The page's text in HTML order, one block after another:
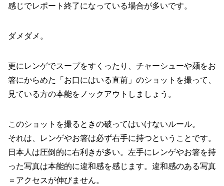
感じでレポート終了になっている場合が多いです。
ダメダメ。
更にレンゲでスープをすくったり、チャーシューや麺をお
箸にからめた「お口にはいる直前」のショットを撮って、
見ている方の本能をノックアウトしましょう。
このショットを撮るときの破ってはいけないルール。
それは、レンゲやお箸は必ず右手に持つということです。
日本人は圧倒的に右利きが多い。左手にレンゲやお箸を持
った写真は本能的に違和感を感じます。違和感のある写真
＝アクセスが伸びません。